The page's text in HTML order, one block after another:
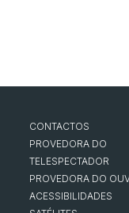
CONTACTOS
PROVEDORA DO
TELESPECTADOR
PROVEDORA DO
ACESSIBILIDADES